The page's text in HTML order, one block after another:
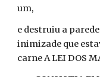
um,
e destruiu a
inimizade que
carne A LEI DOS